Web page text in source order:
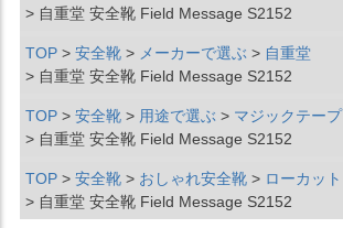
自重堂 安全靴 Field Message S2152
TOP 安全靴 メーカーで選ぶ
自重堂
自重堂 安全靴 Field Message S2152
TOP 安全靴 用途で選ぶ
マジックテープ
自重堂 安全靴 Field Message S2152
TOP 安全靴 おしゃれ安全靴
ローカット
自重堂 安全靴 Field Message S2152